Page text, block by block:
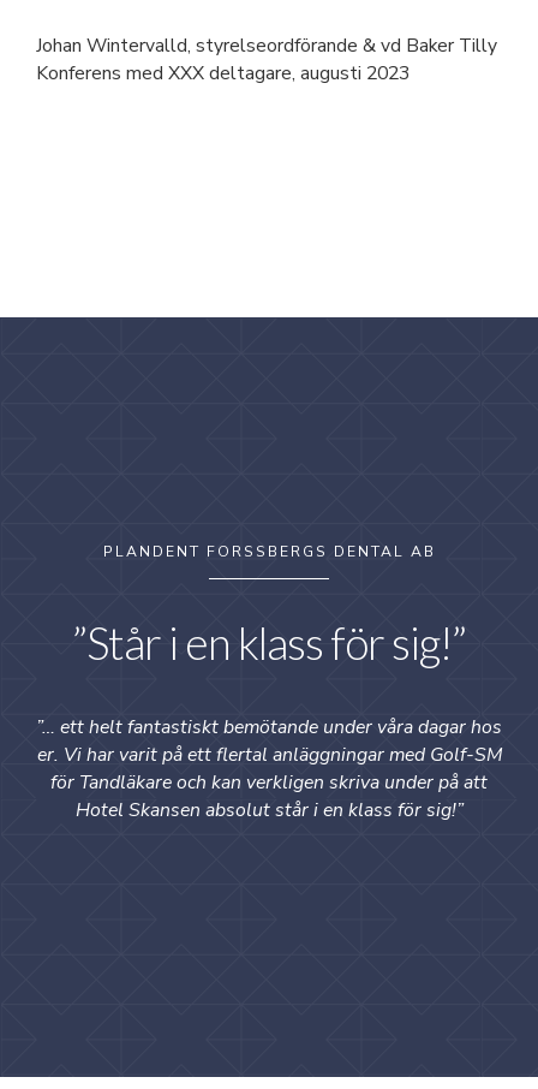
Johan Wintervalld, styrelseordförande & vd Baker Tilly
Konferens med XXX deltagare, augusti 2023
PLANDENT FORSSBERGS DENTAL AB
”Står i en klass för sig!”
”… ett helt fantastiskt bemötande under våra dagar hos
er. Vi har varit på ett flertal anläggningar med Golf-SM
för Tandläkare och kan verkligen skriva under på att
Hotel Skansen absolut står i en klass för sig!”